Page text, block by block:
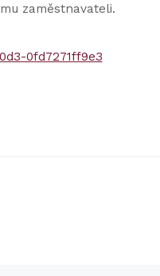
zaměstnavateli.
0fd7271ff9e3